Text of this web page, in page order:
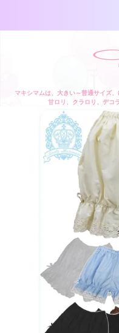
マキシマムは、大きい～普通サイズ
甘ロリ、クラロリ、デコ